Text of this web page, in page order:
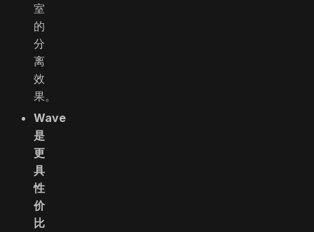
室
的
分
离
效
果。
Wave
是
更
具
性
价
比